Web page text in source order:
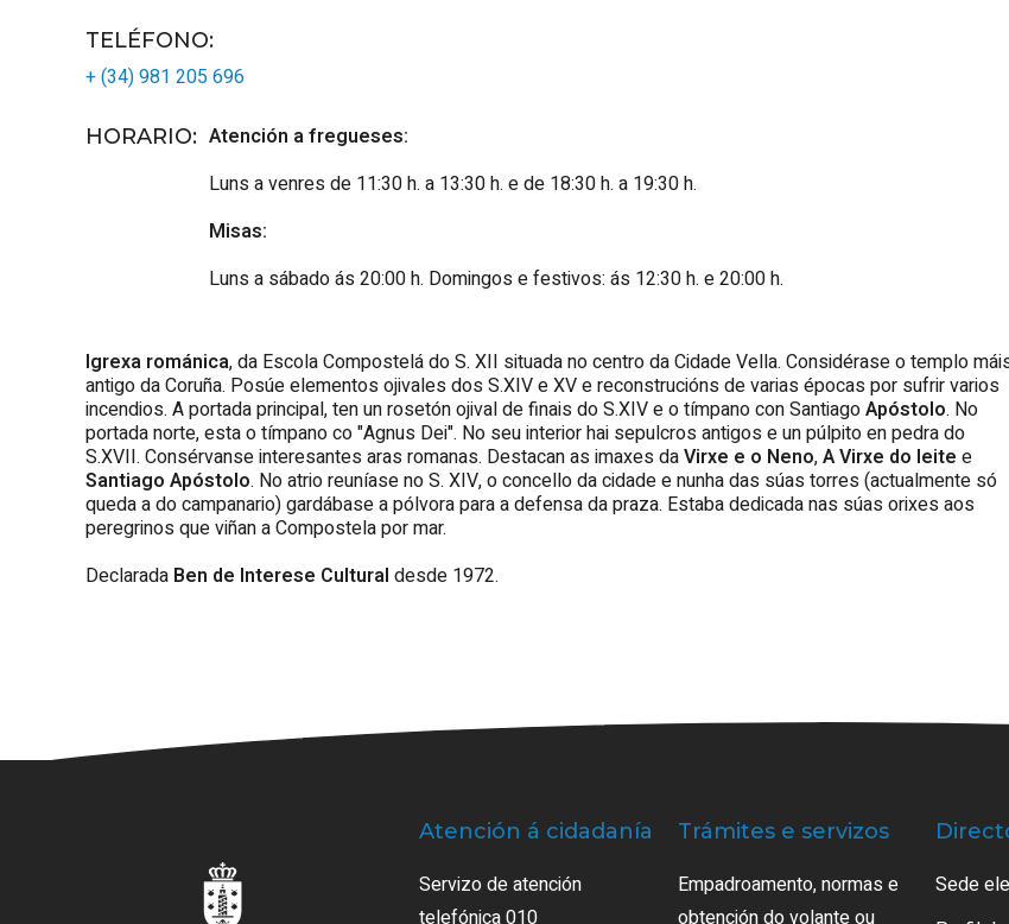
TELÉFONO:
+ (34) 981 205 696
HORARIO: Atención a fregueses:
Luns a venres de 11:30 h. a 13:30 h. e de 18:30 h. a 19:30 h.
Misas:
Luns a sábado ás 20:00 h. Domingos e festivos: ás 12:30 h. e 20:00 h.
Igrexa románica, da Escola Compostelá do S. XII situada no centro da Cidade Vella. Considérase o templo
antigo da Coruña. Posúe elementos ojivales dos S.XIV e XV e reconstrucións de varias épocas por sufrir varios
incendios. A portada principal, ten un rosetón ojival de finais do S.XIV e o tímpano con SantiagoApóstolo. No
portada norte, esta o tímpano co "Agnus Dei". No seu interior hai sepulcros antigos e un púlpito en pedra do
S.XVII. Consérvanse interesantes aras romanas. Destacan as imaxes daVirxe e o Neno,A Virxe do leite e
Santiago Apóstolo. No atrio reuníase no S. XIV, o concello da cidade e nunha das súas torres (actualmente só
queda a do campanario) gardábase a pólvora para a defensa da praza. Estaba dedicada nas súas orixes aos
peregrinos que viñan a Compostela por mar.
Declarada Ben de Interese Cultural desde 1972.
Atención á cidadanía
Servizo de atención
Trámites e servizos
Empadroamento, normas e
Sede